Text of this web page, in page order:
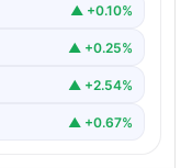
▲ +0.10%
▲ +0.25%
▲ +2.54%
▲ +0.67%